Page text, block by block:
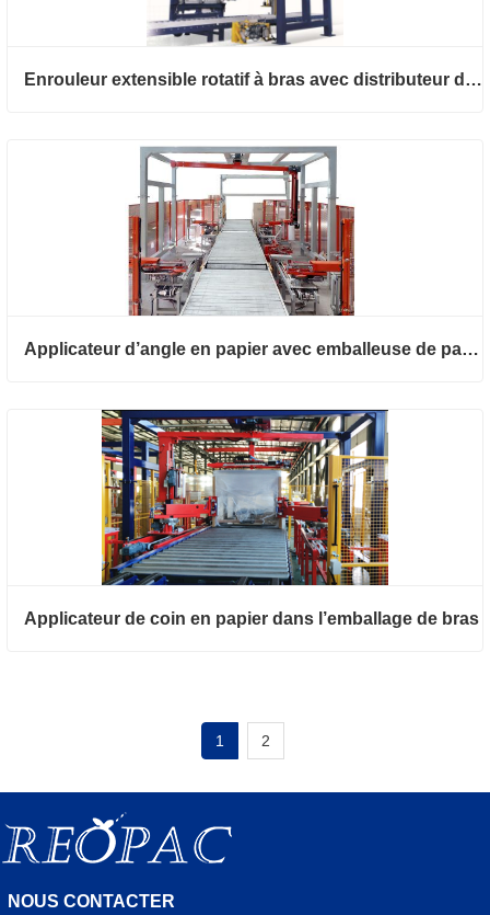
Enrouleur extensible rotatif à bras avec distributeur de feuille supérieure
Applicateur d’angle en papier avec emballeuse de palette à bras rotatif
Applicateur de coin en papier dans l’emballage de bras
1 2
NOUS CONTACTER